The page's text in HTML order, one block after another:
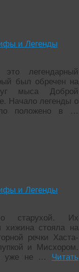
и Легенды
легендарный
был обречен на
мыса Доброй
Начало легенды о
положено в …
и Легенды
старухой. Их
хижина стояла на
речки Хаста-
и Мисхором.
уже не … Читать